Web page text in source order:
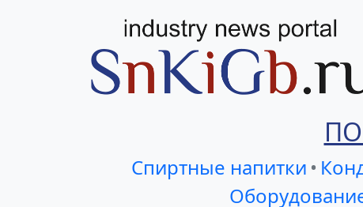
Спиртные напитки •